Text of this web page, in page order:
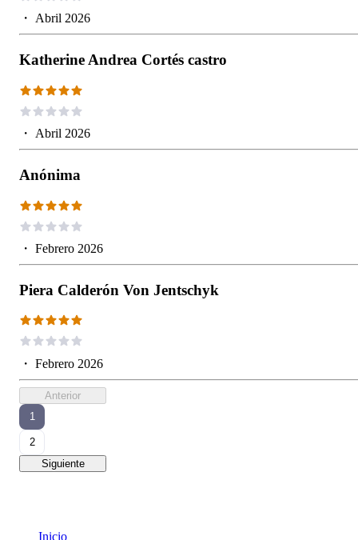
・ Abril 2026
Katherine Andrea Cortés castro
・ Abril 2026
Anónima
・ Febrero 2026
Piera Calderón Von Jentschyk
・ Febrero 2026
Anterior
1
2
Siguiente
Inicio